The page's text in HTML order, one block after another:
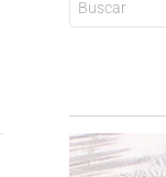
Reproductor
de